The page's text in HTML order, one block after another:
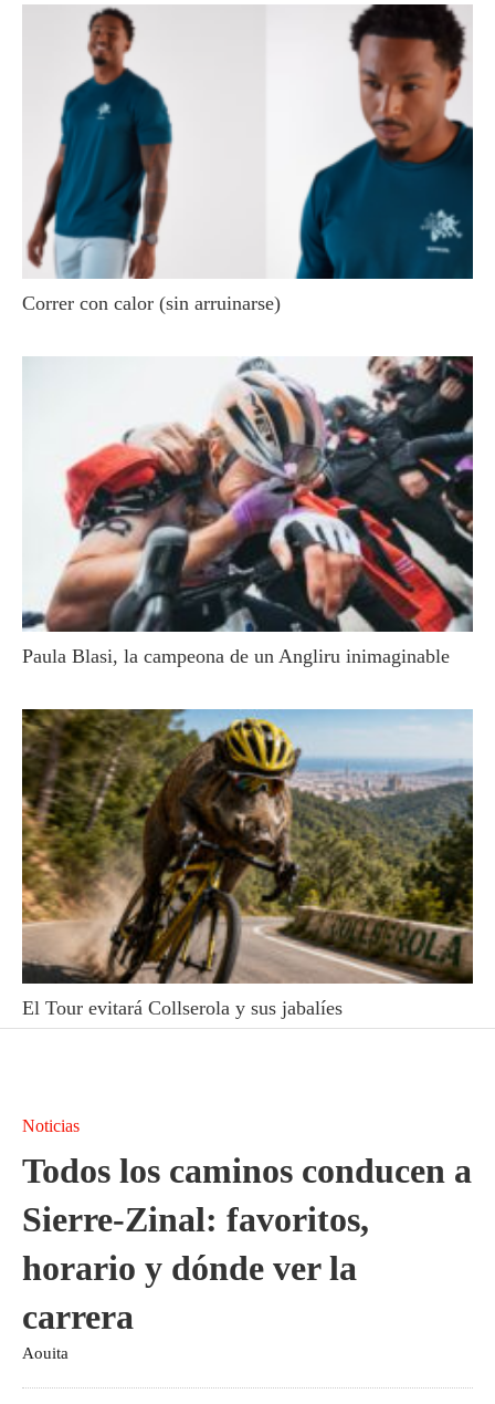
Correr con calor (sin arruinarse)
Paula Blasi, la campeona de un Angliru inimaginable
El Tour evitará Collserola y sus jabalíes